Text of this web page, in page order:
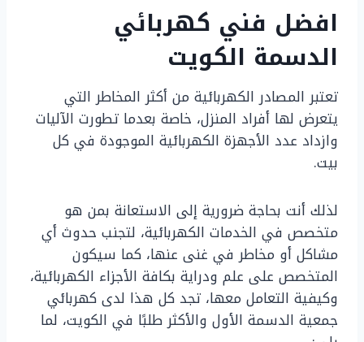
افضل فني كهربائي
الدسمة الكويت
تعتبر المصادر الكهربائية من أكثر المخاطر التي
يتعرض لها أفراد المنزل، خاصة بعدما تطورت الآليات
وازداد عدد الأجهزة الكهربائية الموجودة في كل
بيت.
لذلك أنت بحاجة ضرورية إلى الاستعانة بمن هو
متخصص في الخدمات الكهربائية، لتجنب حدوث أي
مشاكل أو مخاطر في غنى عنها، كما سيكون
المتخصص على علم ودراية بكافة الأجزاء الكهربائية،
وكيفية التعامل معها، تجد كل هذا لدى كهربائي
جمعية الدسمة الأول والأكثر طلبًا في الكويت، لما